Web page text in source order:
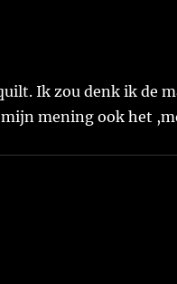
Ik zou denk ik de
mening ook het